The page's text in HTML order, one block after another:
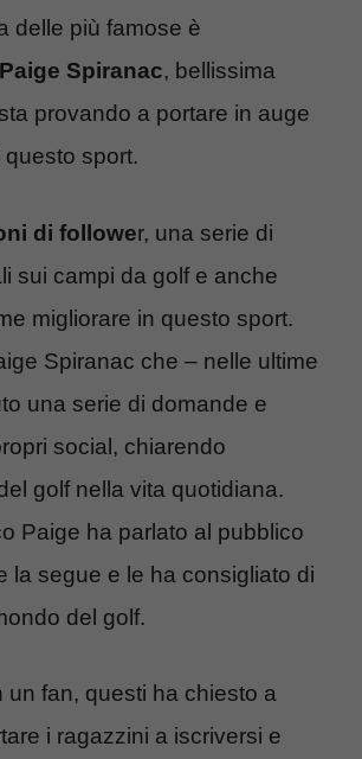
delle più famose è
Paige Spiranac, bellissima
provando a portare in auge
questo sport.
di follower, una serie di
sui campi da golf e anche
migliorare in questo sport.
Spiranac che – nelle ultime
una serie di domande e
social, chiarendo
golf nella vita quotidiana.
Paige ha parlato al pubblico
la segue e le ha consigliato di
del golf.
un fan, questi ha chiesto a
i ragazzini a iscriversi e